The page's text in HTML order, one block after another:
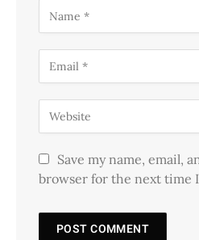
Save my name, email,
browser for the next time